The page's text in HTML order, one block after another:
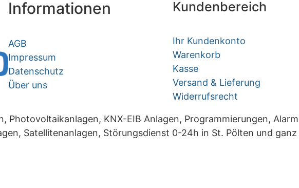
Informationen
AGB
Impressum
Datenschutz
Über uns
Kundenbereich
Ihr Kundenkonto
Warenkorb
Kasse
Versand & Lieferung
Widerrufsrecht
Photovoltaikanlagen, KNX-EIB Anlagen, Programmierungen,
Satellitenanlagen, Störungsdienst 0-24h in St. Pölten und